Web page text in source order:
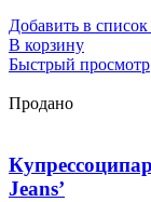
Добавить в
В корзину
Быстрый просмотр
Продано
Jeans’